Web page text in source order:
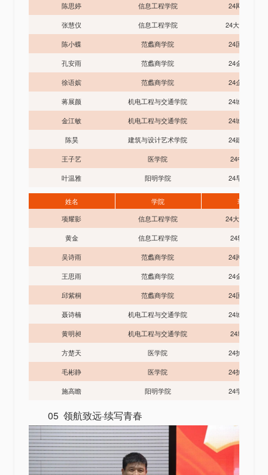
陈思婷
信息工程学院
24网络1班
张慧仪
信息工程学院
24大数据2班
陈小蝶
范蠡商学院
24国贸3班
孔安雨
范蠡商学院
24金融2班
徐语嫔
范蠡商学院
24企管1班
蒋展颜
机电工程与交通学院
24城轨2班
金江敏
机电工程与交通学院
24城运3班
陈昊
建筑与设计艺术学院
24建筑1班
王子艺
医学院
24中医班
叶温雅
阳明学院 24早教3班
姓名 学院
班级
项耀影
信息工程学院
24大数据2班
黄金
信息工程学院
24软件班
吴诗雨
范蠡商学院
24跨境1班
王思雨
范蠡商学院
24金融2班
邱紫桐
范蠡商学院
24国贸2班
聂诗楠
机电工程与交通学院
24城运1班
黄明昶
机电工程与交通学院
24城信班
方楚天
医学院
24护理4班
毛彬静
医学院
24护理7班
施高瞻
阳明学院 24学前1班
05 领航致远·续写青春